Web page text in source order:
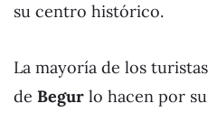
su centro histórico.
La mayoría de los
de Begur lo hacen por